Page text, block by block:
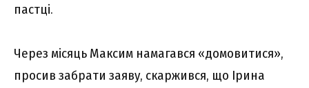
пастці.
Через місяць Максим намагався «домовитися»,
просив забрати заяву, скаржився, що Ірина